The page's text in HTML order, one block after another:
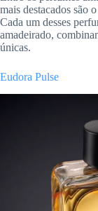
mais destacados são o
Cada um desses
amadeirado,
únicas.
Eudora Pulse